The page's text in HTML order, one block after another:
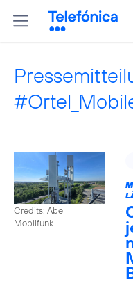
Credits: Abel
Mobilfunk